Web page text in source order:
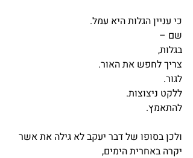
כי עניין הגלות היא עמל.
שם –
בגלות,
צריך לחפש את האור.
לגור.
ללקט ניצוצות.
להתאמץ.
ולכן בסופו של דבר יעקב לא גילה את אשר
יקרה באחרית הימים,